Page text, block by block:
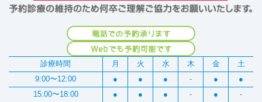
診療時間 月 火 水 木 金
土
9:00〜12:00
● ● ● - ●
●
15:00〜18:00
● ● ● - ● -